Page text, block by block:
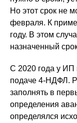
Но этот срок не
февраля. К
году. В этом
назначенный
С 2020 года у ИП
подаче 4-НДФЛ.
заполнять в
определения
определялся